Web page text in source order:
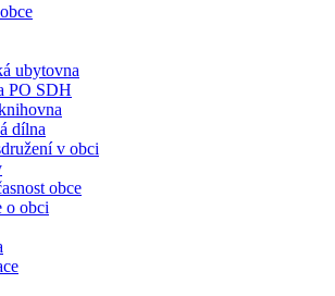
ubytovna
PO SDH
dílna
v obci
obce
o obci